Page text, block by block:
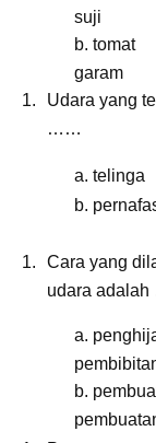
suji
b.
garam
Udara yang
……
a.
b.
Cara yang
udara
a.
b.